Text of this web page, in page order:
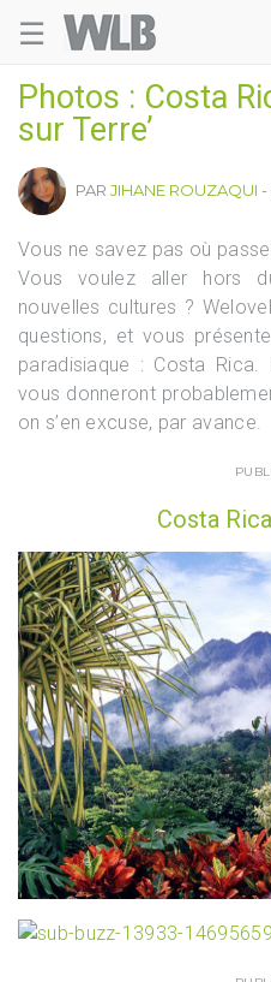
☰
Photos : Costa
sur Terre’
PAR JIHANE ROUZAQUI -
Vous ne savez pas où
Vous voulez aller hors
nouvelles cultures ?
questions, et vous
paradisiaque : Costa
vous donneront
on s’en excuse, par avance.
Costa